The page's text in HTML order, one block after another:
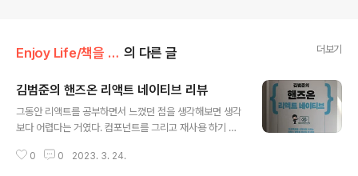
Enjoy Life/책을 읽자!! 의 다른 글 더보기
김범준의 핸즈온 리액트 네이티브 리뷰
그동안 리액트를 공부하면서 느꼈던 점을 생각해보면 생각
보다 어렵다는 거였다. 컴포넌트를 그리고 재사용 하기 위
고 전체적인 구조를 생각해 가면서 만들어야 하기 때문이
0 0 2023. 3. 24.